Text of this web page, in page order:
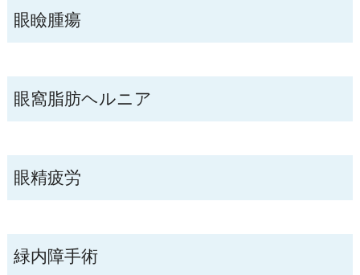
眼瞼腫瘍
眼窩脂肪ヘルニア
眼精疲労
緑内障手術